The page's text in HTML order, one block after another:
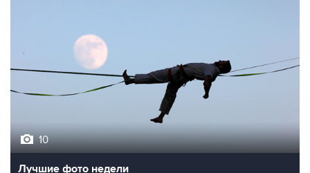
10
Лучшие фото недели